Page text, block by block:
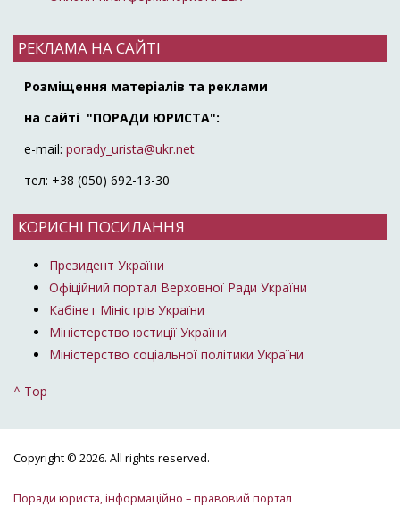
РЕКЛАМА НА САЙТІ
Розміщення матеріалів та реклами
на сайті "ПОРАДИ ЮРИСТА":
e-mail: porady_urista@ukr.net
тел: +38 (050) 692-13-30
КОРИСНІ ПОСИЛАННЯ
Президент України
Офіційний портал Верховної Ради України
Кабінет Міністрів України
Міністерство юстиції України
Міністерство соціальної політики України
^ Top
Copyright © 2026. All rights reserved.
Поради юриста, інформаційно – правовий портал